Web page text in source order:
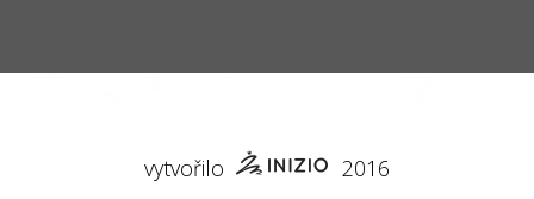
vytvořilo 2016